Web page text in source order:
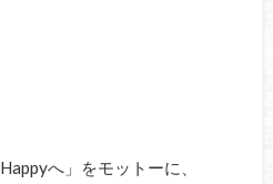
へ」をモットーに、